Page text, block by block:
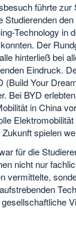
führte zur
Studierenden
Technology in
Der
hinterließ bei
Eindruck.
(Build Your
Bei BYD
in China
Elektromobilität
spielen
für die
nicht nur
vermittelte,